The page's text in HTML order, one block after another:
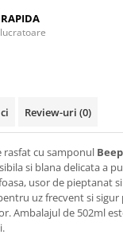
Review-uri (0)
rasfat cu samponul
si blana delicata a
usor de pieptanat
uz frecvent si
Ambalajul de 502ml